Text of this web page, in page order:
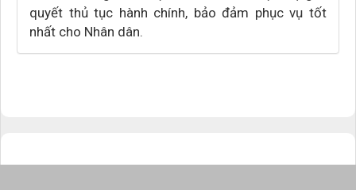
quyết thủ tục hành chính, bảo đảm phục vụ tốt
nhất cho Nhân dân.